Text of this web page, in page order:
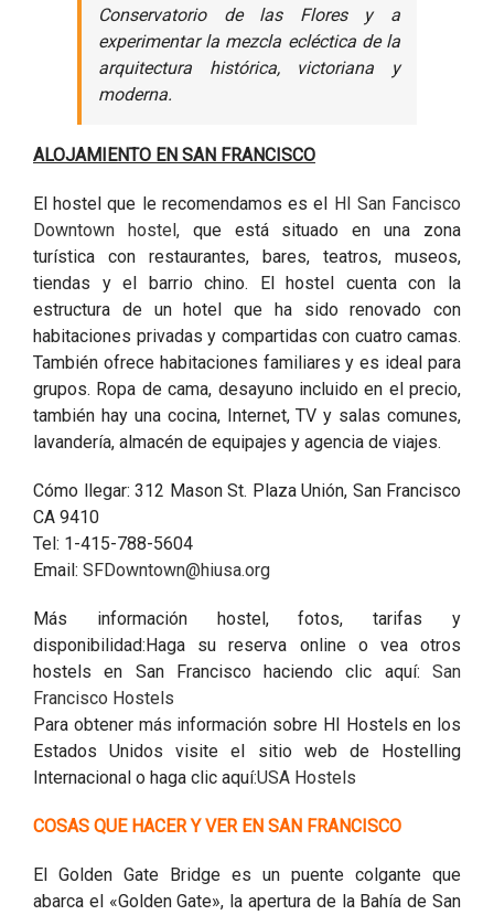
Conservatorio de las Flores y a
experimentar la mezcla ecléctica de la
arquitectura histórica, victoriana y
moderna.
ALOJAMIENTO EN SAN FRANCISCO
El hostel que le recomendamos es el HI San Fancisco
Downtown hostel,que está situado en una zona
turística con restaurantes, bares, teatros, museos,
tiendas y el barrio chino. El hostel cuenta con la
estructura de un hotel que ha sido renovado con
habitaciones privadas y compartidas con cuatro camas.
También ofrece habitaciones familiares y es ideal para
grupos. Ropa de cama, desayuno incluido en el precio,
también hay una cocina, Internet, TV y salas comunes,
lavandería, almacén de equipajes y agencia de viajes.
Cómo llegar: 312 Mason St. Plaza Unión, San Francisco
CA 9410
Tel: 1-415-788-5604
Email: SFDowntown@hiusa.org
Más información hostel, fotos, tarifas y
disponibilidad:Haga su reserva online o vea otros
hostels en San Francisco haciendo clic aquí: San
Francisco Hostels
Para obtener más información sobre HI Hostels en los
Estados Unidos visite el sitio web de Hostelling
Internacional o haga clic aquí:USA Hostels
COSAS QUE HACER Y VER EN SAN FRANCISCO
El Golden Gate Bridge es un puente colgante que
abarca el «Golden Gate», la apertura de la Bahía de San